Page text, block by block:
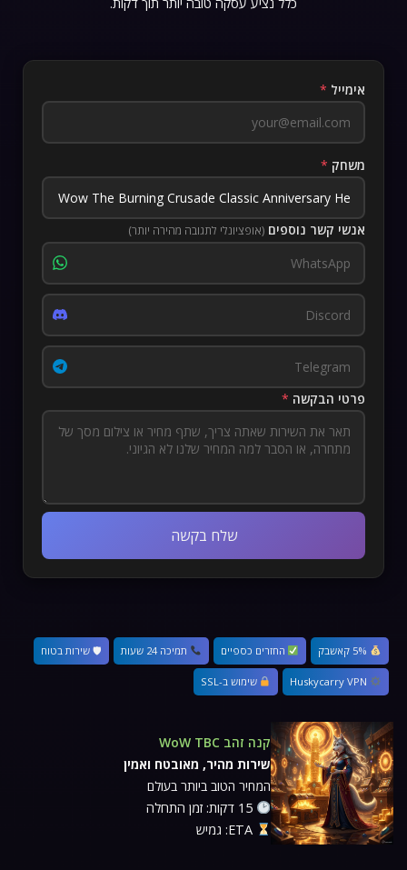
אימייל *
משחק *
אנשי קשר נוספים (אופציונלי לתגובה מהירה יותר)
פרטי הבקשה *
שלח בקשה
החזרים כספיים תמיכה 24 שעות 🛡 שירות בטוח
שימוש ב-SSL
קנה זהב WoW TBC
שירות מהיר, מאובטח ואמין
המחיר הטוב ביותר בעולם
15 דקות: זמן התחלה
ETA: גמיש